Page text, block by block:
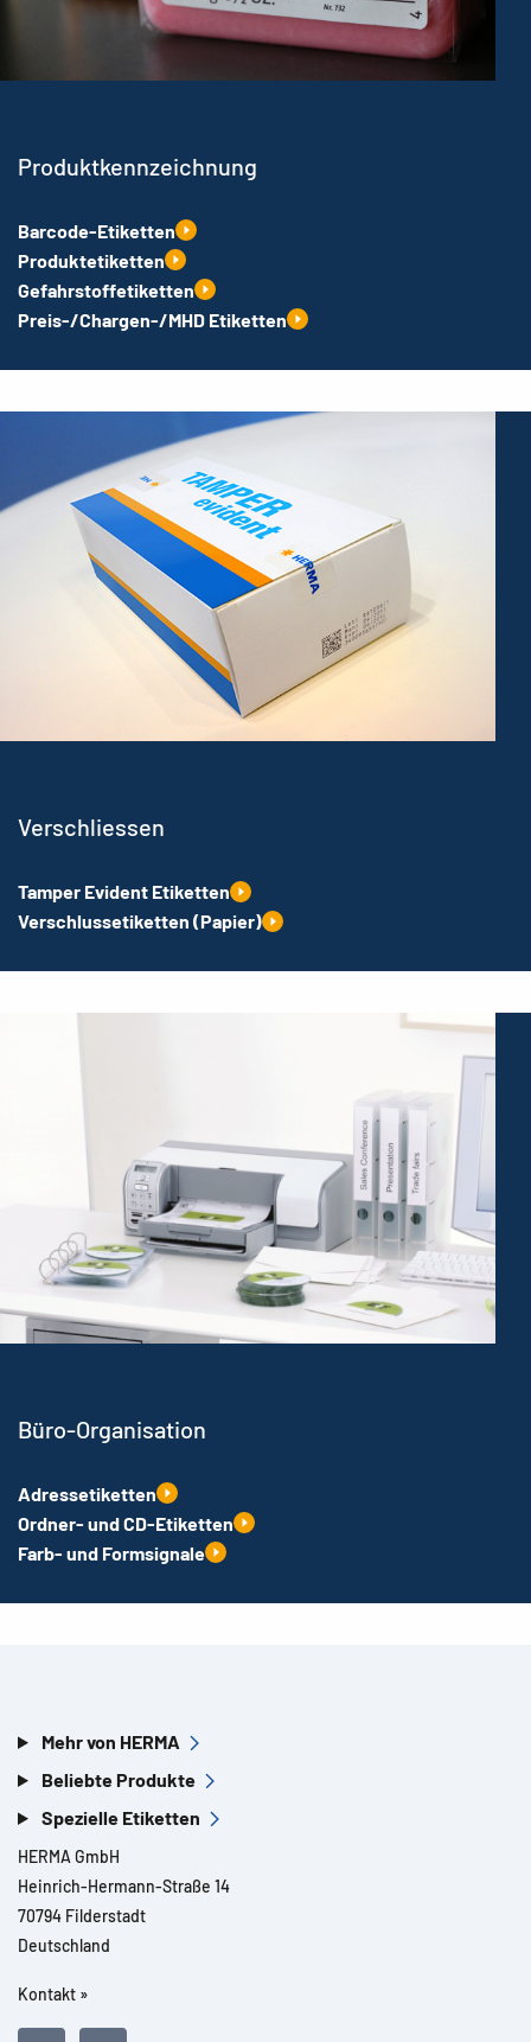
Produktkennzeichnung
Barcode-Etiketten
Produktetiketten
Gefahrstoffetiketten
Preis-/Chargen-/MHD Etiketten
Verschliessen
Tamper Evident Etiketten
Verschlussetiketten (Papier)
Büro-Organisation
Adressetiketten
Ordner- und CD-Etiketten
Farb- und Formsignale
Mehr von HERMA
Beliebte Produkte
Spezielle Etiketten
HERMA GmbH
Heinrich-Hermann-Straße 14
70794 Filderstadt
Deutschland
Kontakt »